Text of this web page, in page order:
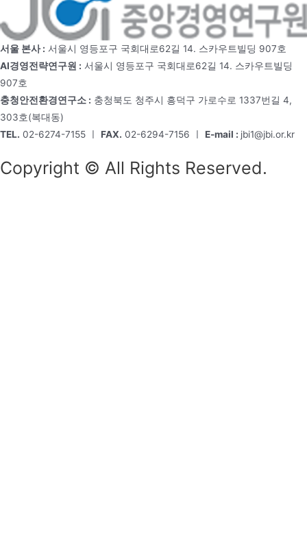
서울 본사 : 서울시 영등포구 국회대로62길 14. 스카우트빌딩 907호
AI경영전략연구원 : 서울시 영등포구 국회대로62길 14. 스카우트빌딩
907호
충청안전환경연구소 : 충청북도 청주시 흥덕구 가로수로 1337번길 4,
303호(복대동)
TEL. 02-6274-7155 ㅣ FAX. 02-6294-7156 ㅣ E-mail : jbi1@jbi.or.kr
Copyright © All Rights Reserved.